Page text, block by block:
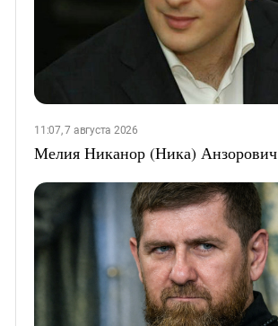
11:07, 7 августа 2026
Мелия Никанор (Ника) Анзорович